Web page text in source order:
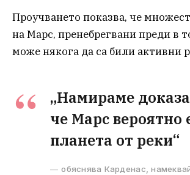
Проучването показва, че
на Марс, пренебрегвани преди в
може някога да са били активни
„Намираме
че Марс вероятно
планета от реки“
обяснява Карденас,